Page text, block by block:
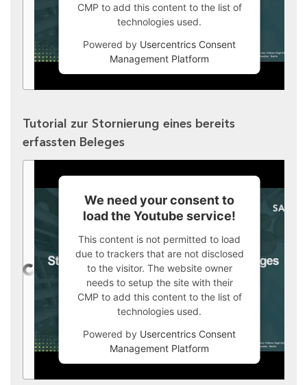
CMP to add this content to the list of
technologies used.
Powered by Usercentrics Consent
Management Platform
Tutorial zur Stornierung eines bereits
erfassten Beleges
We need your consent to
load the Youtube service!
This content is not permitted to load
due to trackers that are not disclosed
to the visitor. The website owner
needs to setup the site with their
CMP to add this content to the list of
technologies used.
Powered by Usercentrics Consent
Management Platform